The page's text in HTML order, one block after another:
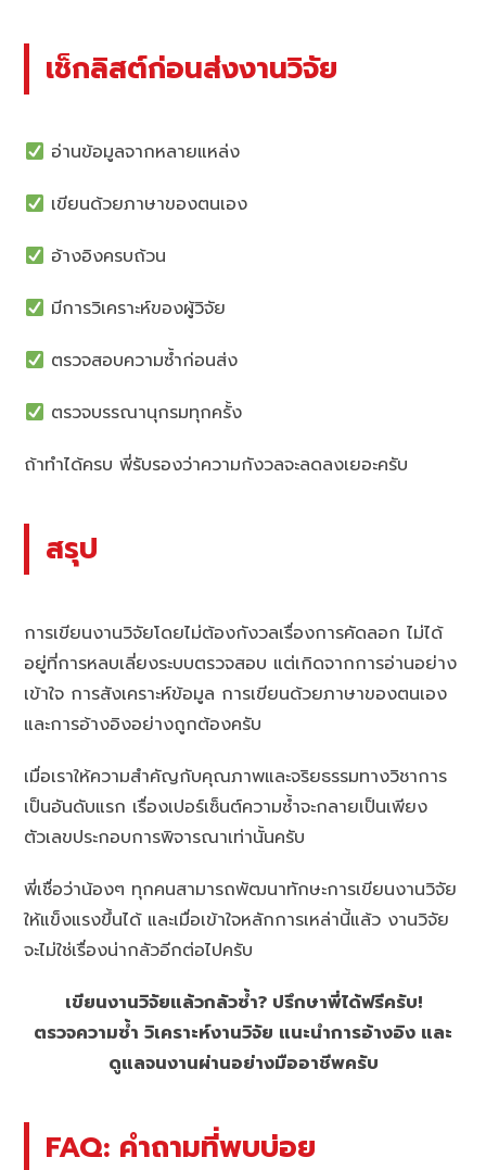
เช็กลิสต์ก่อนส่งงานวิจัย
อ่านข้อมูลจากหลายแหล่ง
เขียนด้วยภาษาของตนเอง
อ้างอิงครบถ้วน
มีการวิเคราะห์ของผู้วิจัย
ตรวจสอบความซ้ำก่อนส่ง
ตรวจบรรณานุกรมทุกครั้ง
ถ้าทำได้ครบ พี่รับรองว่าความกังวลจะลดลงเยอะครับ
สรุป
การเขียนงานวิจัยโดยไม่ต้องกังวลเรื่องการคัดลอก ไม่ได้
อยู่ที่การหลบเลี่ยงระบบตรวจสอบ แต่เกิดจากการอ่านอย่าง
เข้าใจ การสังเคราะห์ข้อมูล การเขียนด้วยภาษาของตนเอง
และการอ้างอิงอย่างถูกต้องครับ
เมื่อเราให้ความสำคัญกับคุณภาพและจริยธรรมทางวิชาการ
เป็นอันดับแรก เรื่องเปอร์เซ็นต์ความซ้ำจะกลายเป็นเพียง
ตัวเลขประกอบการพิจารณาเท่านั้นครับ
พี่เชื่อว่าน้องๆ ทุกคนสามารถพัฒนาทักษะการเขียนงานวิจัย
ให้แข็งแรงขึ้นได้ และเมื่อเข้าใจหลักการเหล่านี้แล้ว งานวิจัย
จะไม่ใช่เรื่องน่ากลัวอีกต่อไปครับ
เขียนงานวิจัยแล้วกลัวซ้ำ? ปรึกษาพี่ได้ฟรีครับ!
ตรวจความซ้ำ วิเคราะห์งานวิจัย แนะนำการอ้างอิง และ
ดูแลจนงานผ่านอย่างมืออาชีพครับ
FAQ: คำถามที่พบบ่อย